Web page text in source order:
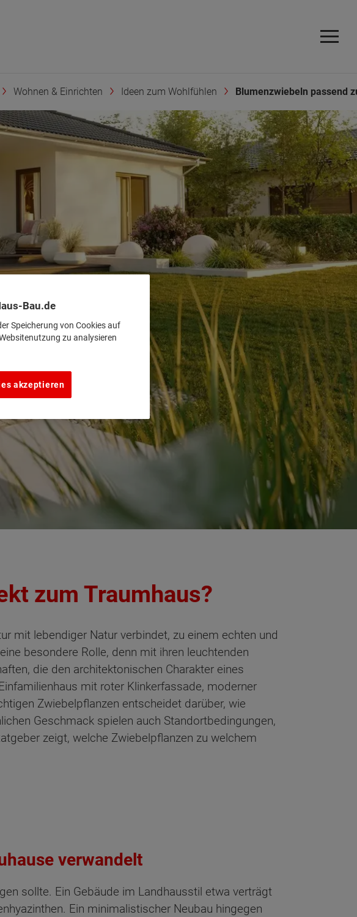
Wohnen & Einrichten Ideen zum Wohlfühlen Blumenzwiebeln passend
zum Traumhaus?
mit lebendiger Natur verbindet, zu einem echten und
besondere Rolle, denn mit ihren leuchtenden
die den architektonischen Charakter eines
mit roter Klinkerfassade, moderner
Zwiebelpflanzen entscheidet darüber, wie
Geschmack spielen auch Standortbedingungen,
zeigt, welche Zwiebelpflanzen zu welchem
verwandelt
sollte. Ein Gebäude im Landhausstil etwa verträgt
Ein minimalistischer Neubau hingegen
Bau.de
Speicherung von Cookies auf
zu analysieren
akzeptieren